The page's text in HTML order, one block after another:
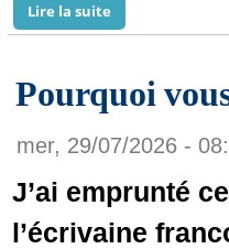
Lire la suite
Pourquoi vous
mer, 29/07/2026 -
J’ai emprunté
l’écrivaine